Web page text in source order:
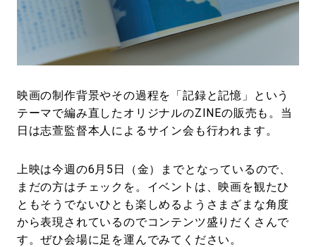
映画の制作背景やその過程を「記録と記憶」という
テーマで編み直したオリジナルのZINEの販売も。当
日は志萱監督本人によるサイン会も行われます。
上映は今週の6月5日（金）までとなっているので、
まだの方はチェックを。イベントは、映画を観たひ
ともそうでないひとも楽しめるようさまざまな角度
から表現されているのでコンテンツ盛りだくさんで
す。ぜひ会場に足を運んでみてください。